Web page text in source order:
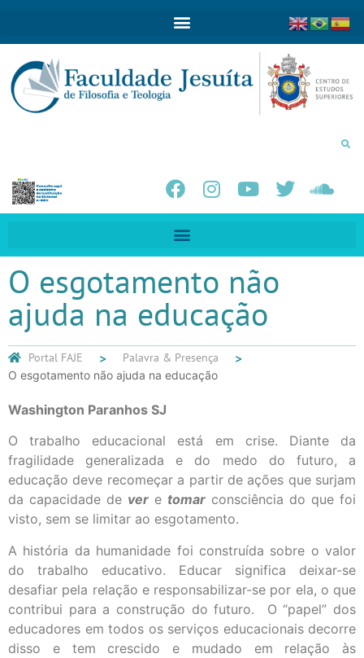
O esgotamento não
ajuda na educação
Portal FAJE Palavra & Presença
O esgotamento não ajuda na educação
Washington Paranhos SJ
O trabalho educacional está em crise. Diante da
fragilidade generalizada e do medo do futuro, a
educação deve recomeçar a partir de ações que surjam
da capacidade de ver e tomar consciência do que foi
visto, sem se limitar ao esgotamento.
A história da humanidade foi construída sobre o valor
do trabalho educativo. Educar significa deixar-se
desafiar pela relação e responsabilizar-se por ela, o que
contribui para a construção do futuro. O “papel” dos
educadores em todos os serviços educacionais decorre
disso e tem crescido e mudado em relação às